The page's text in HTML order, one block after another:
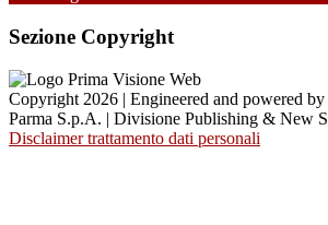
Sezione Copyright
Copyright 2026 | Engineered and powered
Parma S.p.A. | Divisione Publishing & New
Disclaimer trattamento dati personali